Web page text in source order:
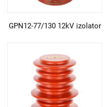
GPN12-77/130 12kV izolator